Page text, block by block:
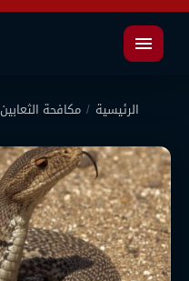
القائمة
الرئيسية / مكافحة الثعابين